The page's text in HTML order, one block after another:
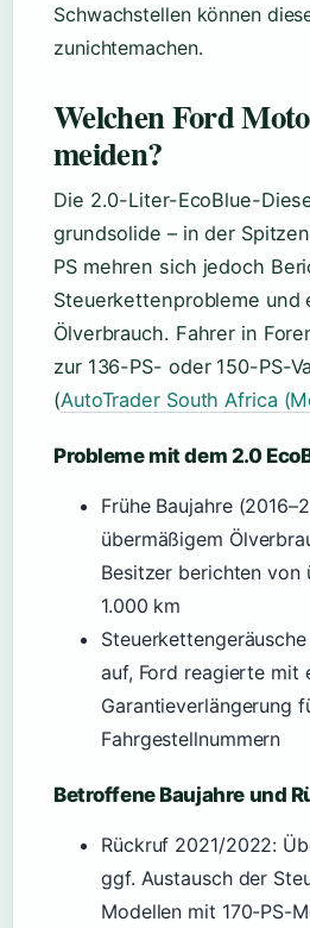
Schwachstellen können
zunichtemachen.
Welchen Ford
meiden?
Die 2.0-Liter-EcoBlue-
grundsolide – in der
PS mehren sich jedoch
Steuerkettenprobleme und
Ölverbrauch. Fahrer in
zur 136-PS- oder 150-PS-
(AutoTrader South Africa
Probleme mit dem 2.0
Frühe Baujahre
übermäßigem
Besitzer berichten von
1.000 km
auf, Ford reagierte mit
Garantieverlängerung
Fahrgestellnummern
Betroffene Baujahre und
Rückruf 2021/2022:
ggf. Austausch der
Modellen mit 170-PS-